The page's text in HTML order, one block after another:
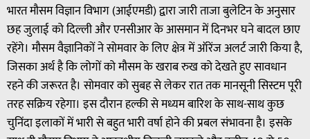
भारत मौसम विज्ञान विभाग (आईएमडी) द्वारा जारी ताजा बुलेटिन के अनुसार
छह जुलाई को दिल्ली और एनसीआर के आसमान में दिनभर घने बादल छाए
रहेंगे। मौसम वैज्ञानिकों ने सोमवार के लिए क्षेत्र में ऑरेंज अलर्ट जारी किया है,
जिसका अर्थ है कि लोगों को मौसम के खराब रुख को देखते हुए सावधान
रहने की जरूरत है। सोमवार को सुबह से लेकर रात तक मानसूनी सिस्टम पूरी
तरह सक्रिय रहेगा। इस दौरान हल्की से मध्यम बारिश के साथ-साथ कुछ
चुनिंदा इलाकों में भारी से बहुत भारी वर्षा होने की प्रबल संभावना है। इसके